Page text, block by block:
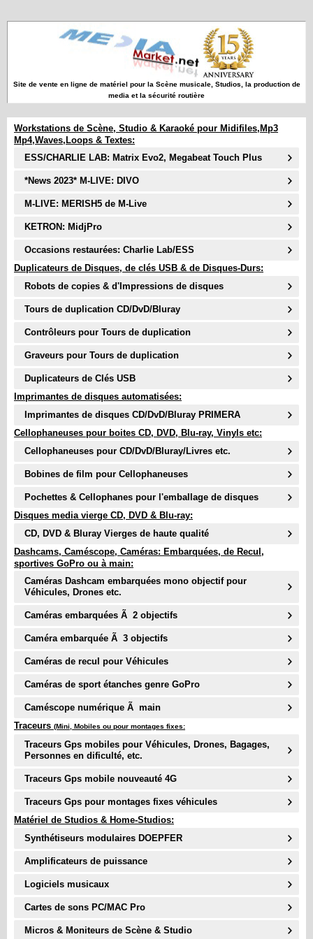
Site de vente en ligne de matériel pour la Scène musicale, Studios, la production de
media et la sécurité routière
Workstations de Scène, Studio & Karaoké pour Midifiles,Mp3
Mp4,Waves,Loops & Textes:
ESS/CHARLIE LAB: Matrix Evo2, Megabeat Touch Plus
*News 2023* M-LIVE: DIVO
M-LIVE: MERISH5 de M-Live
KETRON: MidjPro
Occasions restaurées: Charlie Lab/ESS
Duplicateurs de Disques, de clés USB & de Disques-Durs:
Robots de copies & d'Impressions de disques
Tours de duplication CD/DvD/Bluray
Contrôleurs pour Tours de duplication
Graveurs pour Tours de duplication
Duplicateurs de Clés USB
Imprimantes de disques automatisées:
Imprimantes de disques CD/DvD/Bluray PRIMERA
Cellophaneuses pour boites CD, DVD, Blu-ray, Vinyls etc:
Cellophaneuses pour CD/DvD/Bluray/Livres etc.
Bobines de film pour Cellophaneuses
Pochettes & Cellophanes pour l'emballage de disques
Disques media vierge CD, DVD & Blu-ray:
CD, DVD & Bluray Vierges de haute qualité
Dashcams, Caméscope, Caméras: Embarquées, de Recul,
sportives GoPro ou à main:
Caméras Dashcam embarquées mono objectif pour
Véhicules, Drones etc.
Caméras embarquées Ã 2 objectifs
Caméra embarquée Ã 3 objectifs
Caméras de recul pour Véhicules
Caméras de sport étanches genre GoPro
Caméscope numérique Ã main
Traceurs (Mini, Mobiles ou pour montages fixes:
Traceurs Gps mobiles pour Véhicules, Drones, Bagages,
Personnes en dificulté, etc.
Traceurs Gps mobile nouveauté 4G
Traceurs Gps pour montages fixes véhicules
Matériel de Studios & Home-Studios:
Synthétiseurs modulaires DOEPFER
Amplificateurs de puissance
Logiciels musicaux
Cartes de sons PC/MAC Pro
Micros & Moniteurs de Scène & Studio